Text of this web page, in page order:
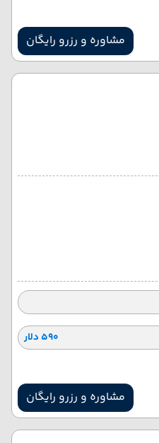
مشاوره و رزرو رایگان
۵۹۰ دلار
مشاوره و رزرو رایگان